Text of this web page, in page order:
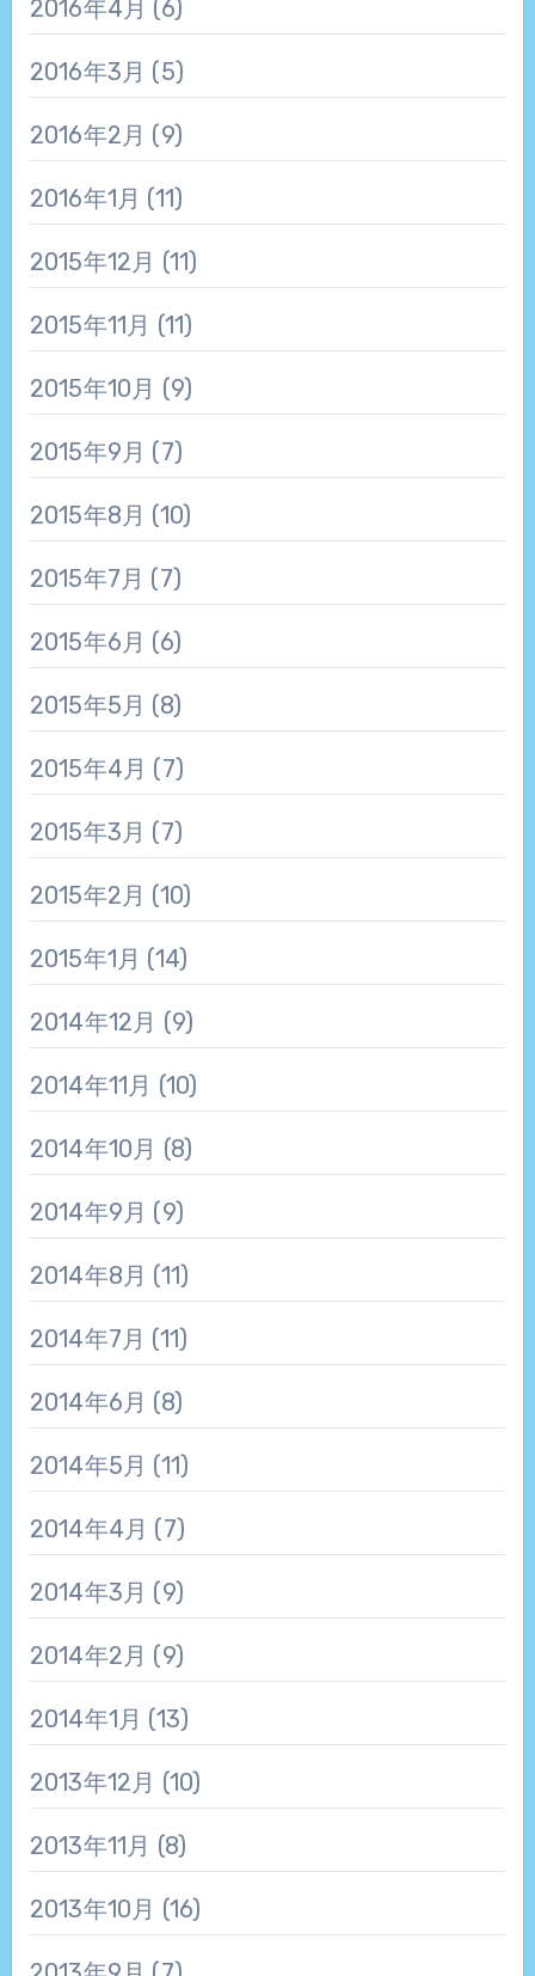
2016年4月 (6)
2016年3月 (5)
2016年2月 (9)
2016年1月 (11)
2015年12月 (11)
2015年11月 (11)
2015年10月 (9)
2015年9月 (7)
2015年8月 (10)
2015年7月 (7)
2015年6月 (6)
2015年5月 (8)
2015年4月 (7)
2015年3月 (7)
2015年2月 (10)
2015年1月 (14)
2014年12月 (9)
2014年11月 (10)
2014年10月 (8)
2014年9月 (9)
2014年8月 (11)
2014年7月 (11)
2014年6月 (8)
2014年5月 (11)
2014年4月 (7)
2014年3月 (9)
2014年2月 (9)
2014年1月 (13)
2013年12月 (10)
2013年11月 (8)
2013年10月 (16)